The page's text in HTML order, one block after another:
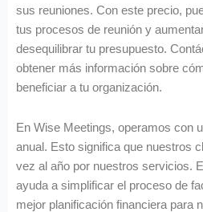
sus reuniones. Con este precio,
tus procesos de reunión y
desequilibrar tu presupuesto.
obtener más información sobre
beneficiar a tu organización.
En Wise Meetings, operamos con
anual. Esto significa que nuestros
vez al año por nuestros servicios.
ayuda a simplificar el proceso de
mejor planificación financiera para